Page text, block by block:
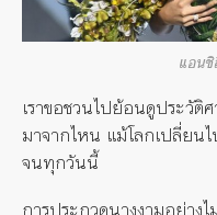
แอน
เราขอชวนไปย้อนดูประวัติ
มาจากไหน แม้โลกเปลี่ยน
จนทุกวันนี้